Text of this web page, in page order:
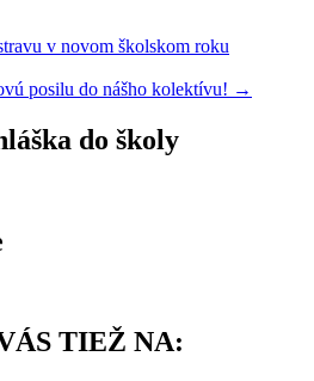
v novom školskom roku
posilu do nášho kolektívu! →
do školy
TIEŽ NA: